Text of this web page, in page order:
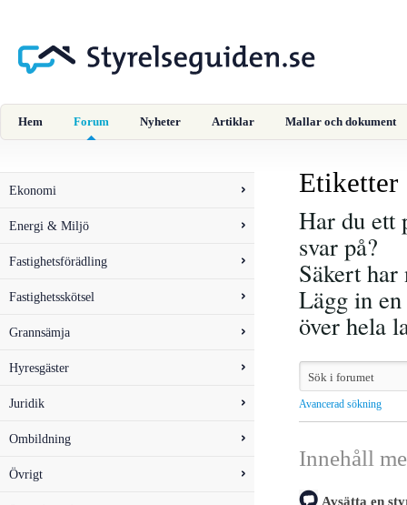
Hem Forum Nyheter Artiklar Mallar och dokument
Ekonomi
Energi & Miljö
Fastighetsförädling
Fastighetsskötsel
Grannsämja
Hyresgäster
Juridik
Ombildning
Övrigt
Etiketter
Har du ett
svar på?
Säkert har
Lägg in
över hela
Avancerad sökning
Innehåll
Avsätta en